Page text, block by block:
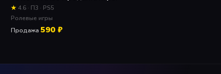
★ 4.6 · П3 · PS5
Ролевые игры
Продажа 590 ₽